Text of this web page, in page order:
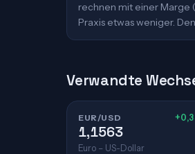
rechnen mit einer Marge
Praxis etwas weniger.
Verwandte
EUR/USD
1,1563
Euro – US-Dollar